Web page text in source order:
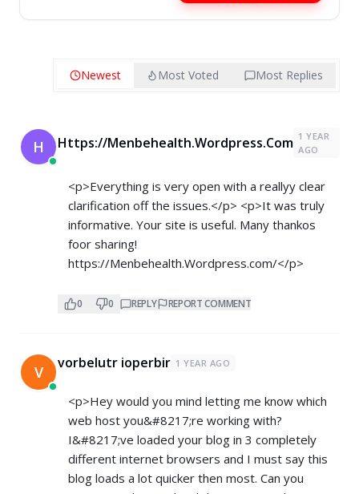
Newest Most Voted Most Replies
H Https://Menbehealth.Wordpress.Com 1 YEAR
AGO
<p>Everything is very open with a reallyy clear
clarification off the issues.</p> <p>It was truly
informative. Your site is useful. Many thankos
foor sharing!
https://Menbehealth.Wordpress.com/</p>
0 0 REPLY REPORT COMMENT
V vorbelutr ioperbir 1 YEAR AGO
<p>Hey would you mind letting me know which
web host you&#8217;re working with?
I&#8217;ve loaded your blog in 3 completely
different internet browsers and I must say this
blog loads a lot quicker then most. Can you